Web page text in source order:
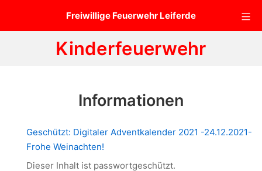
Freiwillige Feuerwehr Leiferde
Kinderfeuerwehr
Informationen
Geschützt: Digitaler Adventkalender 2021 -24.12.2021-
Frohe Weinachten!
Dieser Inhalt ist passwortgeschützt.